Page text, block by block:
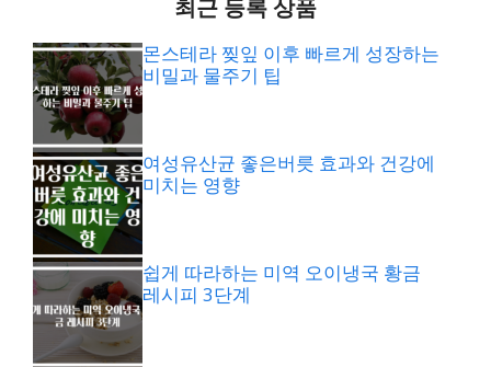
최근 등록 상품
몬스테라 찢잎 이후 빠르게 성장하는
비밀과 물주기 팁
여성유산균 좋은버릇 효과와 건강에
미치는 영향
쉽게 따라하는 미역 오이냉국 황금
레시피 3단계